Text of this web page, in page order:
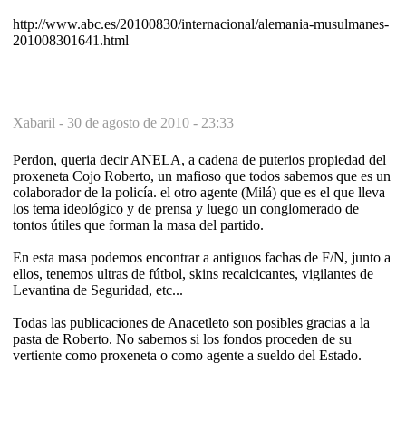
http://www.abc.es/20100830/internacional/alemania-musulmanes-
201008301641.html
Xabaril - 30 de agosto de 2010 - 23:33
Perdon, queria decir ANELA, a cadena de puterios propiedad del
proxeneta Cojo Roberto, un mafioso que todos sabemos que es un
colaborador de la policía. el otro agente (Milá) que es el que lleva
los tema ideológico y de prensa y luego un conglomerado de
tontos útiles que forman la masa del partido.
En esta masa podemos encontrar a antiguos fachas de F/N, junto a
ellos, tenemos ultras de fútbol, skins recalcicantes, vigilantes de
Levantina de Seguridad, etc...
Todas las publicaciones de Anacetleto son posibles gracias a la
pasta de Roberto. No sabemos si los fondos proceden de su
vertiente como proxeneta o como agente a sueldo del Estado.